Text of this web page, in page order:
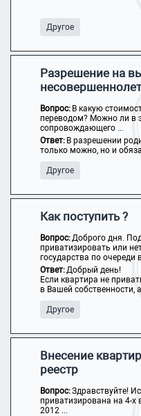
Другое
Разрешение на
Вопрос: В какую
переводом? Можно ли в
сопровождающего ...
Ответ: В разрешении
только можно, но и
Другое
Как поступить ?
Вопрос:Доброго дня.
приватизировать или
государства по очереди
Ответ:Добрый день!
Если квартира не
в Вашей собственности,
Другое
Внесение
реестр
Вопрос:Здравствуйте!
приватизирована на 4-х
2012 ...